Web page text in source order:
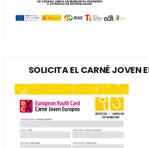
SOLICITA EL CARNÉ JOVEN